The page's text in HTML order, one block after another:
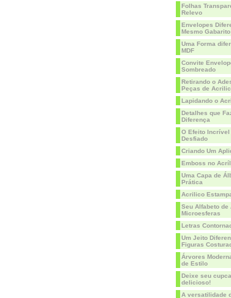
Folhas
Relevo
Envelopes
Mesmo Gabarito
Uma Forma
MDF
Convite
Sombreado
Retirando o
Peças de
Lapidando o
Detalhes que
Diferença
O Efeito Incrível
Desfiado
Criando Um
Emboss no
Uma Capa de
Prática
Acrilico
Seu Alfabeto
Microesferas
Letras
Um Jeito
Figuras
Árvores
de Estilo
Deixe seu
delicioso!
A versatilidade